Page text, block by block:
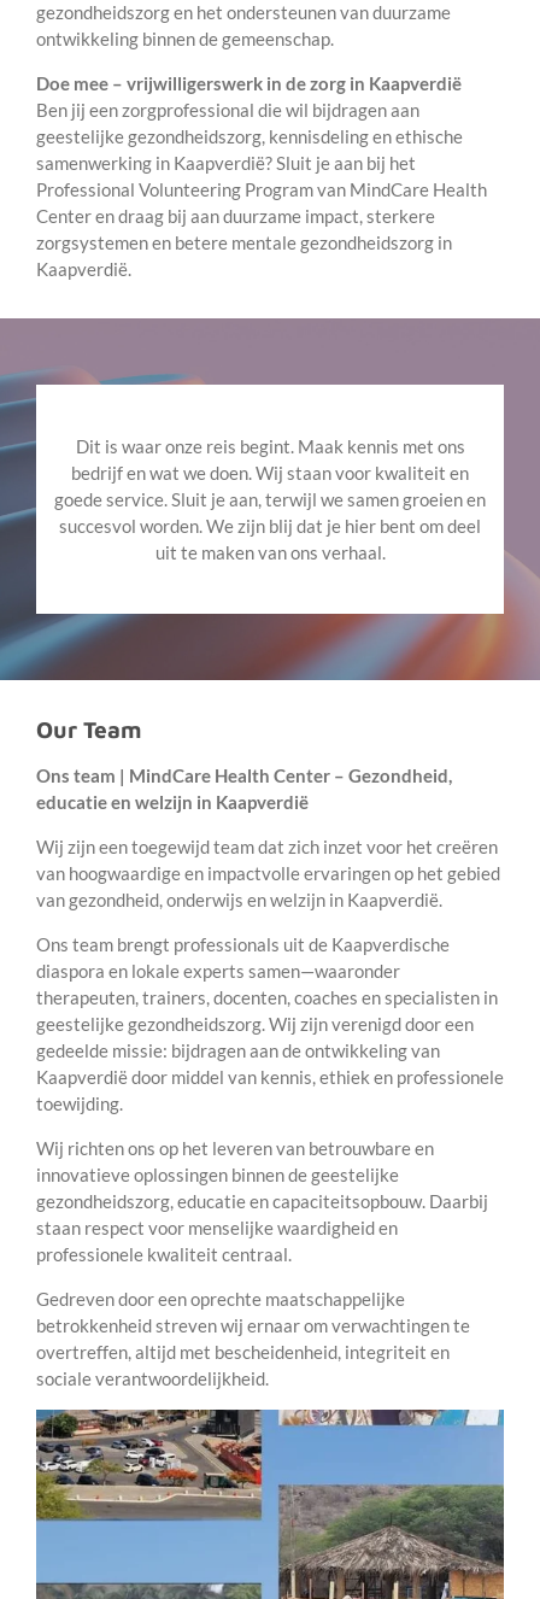
gezondheidszorg en het ondersteunen van duurzame
ontwikkeling binnen de gemeenschap.
Doe mee – vrijwilligerswerk in de zorg in Kaapverdië
Ben jij een zorgprofessional die wil bijdragen aan
geestelijke gezondheidszorg, kennisdeling en ethische
samenwerking in Kaapverdië? Sluit je aan bij het
Professional Volunteering Program van MindCare Health
Center en draag bij aan duurzame impact, sterkere
zorgsystemen en betere mentale gezondheidszorg in
Kaapverdië.
Dit is waar onze reis begint. Maak kennis met ons
bedrijf en wat we doen. Wij staan voor kwaliteit en
goede service. Sluit je aan, terwijl we samen groeien en
succesvol worden. We zijn blij dat je hier bent om deel
uit te maken van ons verhaal.
Our Team
Ons team | MindCare Health Center – Gezondheid,
educatie en welzijn in Kaapverdië
Wij zijn een toegewijd team dat zich inzet voor het creëren
van hoogwaardige en impactvolle ervaringen op het gebied
van gezondheid, onderwijs en welzijn in Kaapverdië.
Ons team brengt professionals uit de Kaapverdische
diaspora en lokale experts samen—waaronder
therapeuten, trainers, docenten, coaches en specialisten in
geestelijke gezondheidszorg. Wij zijn verenigd door een
gedeelde missie: bijdragen aan de ontwikkeling van
Kaapverdië door middel van kennis, ethiek en professionele
toewijding.
Wij richten ons op het leveren van betrouwbare en
innovatieve oplossingen binnen de geestelijke
gezondheidszorg, educatie en capaciteitsopbouw. Daarbij
staan respect voor menselijke waardigheid en
professionele kwaliteit centraal.
Gedreven door een oprechte maatschappelijke
betrokkenheid streven wij ernaar om verwachtingen te
overtreffen, altijd met bescheidenheid, integriteit en
sociale verantwoordelijkheid.